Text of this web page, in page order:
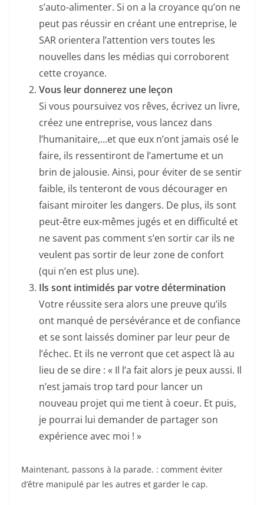
s’auto-alimenter. Si on a la croyance qu’on ne
peut pas réussir en créant une entreprise, le
SAR orientera l’attention vers toutes les
nouvelles dans les médias qui corroborent
cette croyance.
Vous leur donnerez une leçon
Si vous poursuivez vos rêves, écrivez un livre,
créez une entreprise, vous lancez dans
l’humanitaire,…et que eux n’ont jamais osé le
faire, ils ressentiront de l’amertume et un
brin de jalousie. Ainsi, pour éviter de se sentir
faible, ils tenteront de vous décourager en
faisant miroiter les dangers. De plus, ils sont
peut-être eux-mêmes jugés et en difficulté et
ne savent pas comment s’en sortir car ils ne
veulent pas sortir de leur zone de confort
(qui n’en est plus une).
Ils sont intimidés par votre détermination
Votre réussite sera alors une preuve qu’ils
ont manqué de persévérance et de confiance
et se sont laissés dominer par leur peur de
l’échec. Et ils ne verront que cet aspect là au
lieu de se dire : « Il l’a fait alors je peux aussi. Il
n’est jamais trop tard pour lancer un
nouveau projet qui me tient à coeur. Et puis,
je pourrai lui demander de partager son
expérience avec moi ! »
Maintenant, passons à la parade. : comment éviter
d’être manipulé par les autres et garder le cap.